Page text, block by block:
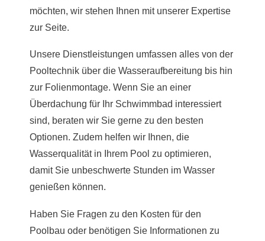
möchten, wir stehen Ihnen mit unserer Expertise
zur Seite.
Unsere Dienstleistungen umfassen alles von der
Pooltechnik über die Wasseraufbereitung bis hin
zur Folienmontage. Wenn Sie an einer
Überdachung für Ihr Schwimmbad interessiert
sind, beraten wir Sie gerne zu den besten
Optionen. Zudem helfen wir Ihnen, die
Wasserqualität in Ihrem Pool zu optimieren,
damit Sie unbeschwerte Stunden im Wasser
genießen können.
Haben Sie Fragen zu den Kosten für den
Poolbau oder benötigen Sie Informationen zu